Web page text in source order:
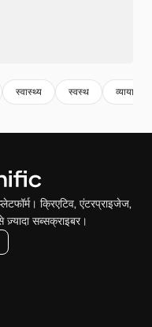
स्वास्थ्य स्वस्थ व्यायाम
क्रिएटिव, एंटरप्राइजेज,
सब्सक्राइबर।